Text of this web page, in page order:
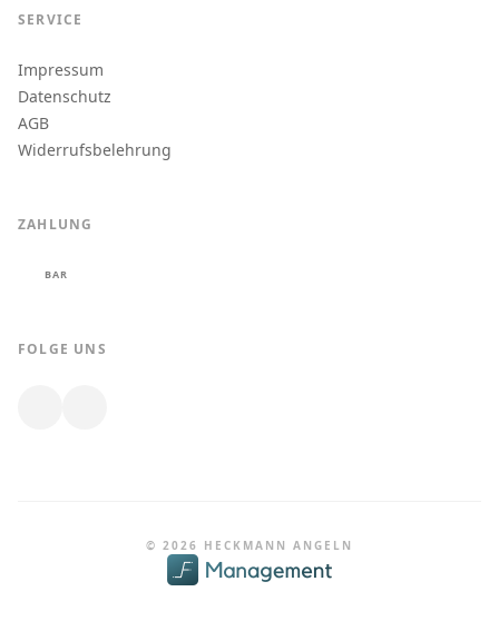
SERVICE
Impressum
Datenschutz
AGB
Widerrufsbelehrung
ZAHLUNG
BAR
FOLGE UNS
© 2026 HECKMANN ANGELN